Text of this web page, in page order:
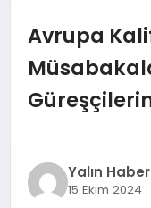
EKONOMİ
YAŞAM
TEKNOLOJİ
Avrupa
Yalın
15 Ekim 2024